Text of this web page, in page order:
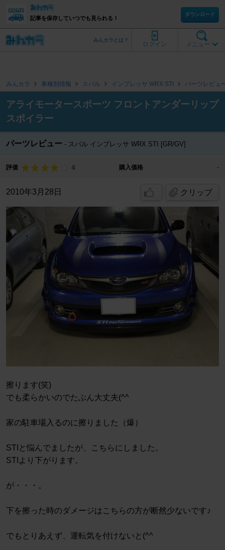
記事を保存していつでも見られる！
ダウンロード
メニュー
ログイン
みんカラとは？
みんカラ 車種別情報 スバル インプレッサ WRX STI パーツレビュ
アライモータースポーツ フロントアンダーリップ
スポイラー
パーツレビュー スバル インプレッサ WRX STI [GR/GV]
評価 4 購入価格 -
2010年3月28日 クリップ
擦ります(笑)
でも柔らかいのでたぶん大丈夫(^^ゞ
家の駐車場入るのに擦りました（爆）
STIと悩んでましたが、こちらにしました。
STIより下がります。
が・・・。
下を擦った時のダメージはこちらの方が断然少ないです♪
でもとりあえず、運転気を付けないと(^^ゞ